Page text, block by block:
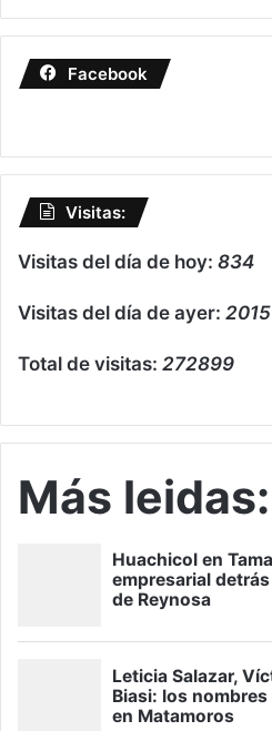
Facebook
Visitas:
Visitas del día de hoy: 834
Visitas del día de ayer: 2015
Total de visitas: 272899
Más leidas: